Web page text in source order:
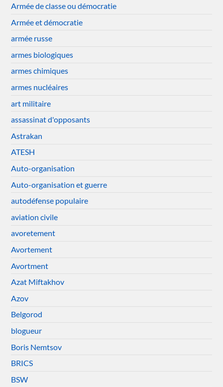
Armée de classe ou démocratie
Armée et démocratie
armée russe
armes biologiques
armes chimiques
armes nucléaires
art militaire
assassinat d'opposants
Astrakan
ATESH
Auto-organisation
Auto-organisation et guerre
autodéfense populaire
aviation civile
avoretement
Avortement
Avortment
Azat Miftakhov
Azov
Belgorod
blogueur
Boris Nemtsov
BRICS
BSW